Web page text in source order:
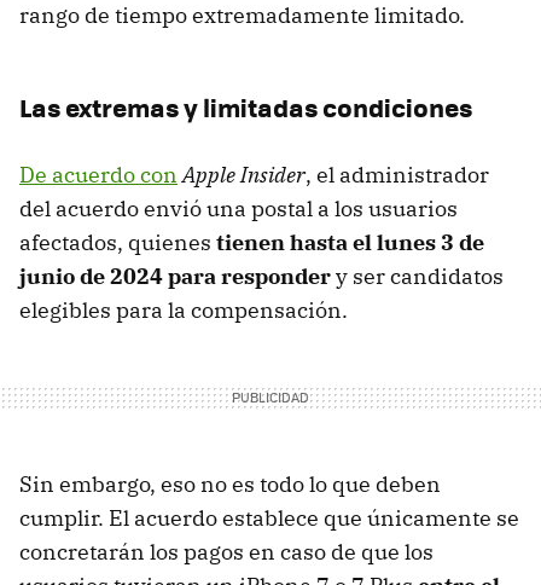
rango de tiempo extremadamente limitado.
Las extremas y limitadas condiciones
De acuerdo con Apple Insider, el administrador
del acuerdo envió una postal a los usuarios
afectados, quienes tienen hasta el lunes 3 de
junio de 2024 para respondery ser candidatos
elegibles para la compensación.
Sin embargo, eso no es todo lo que deben
cumplir. El acuerdo establece que únicamente se
concretarán los pagos en caso de que los